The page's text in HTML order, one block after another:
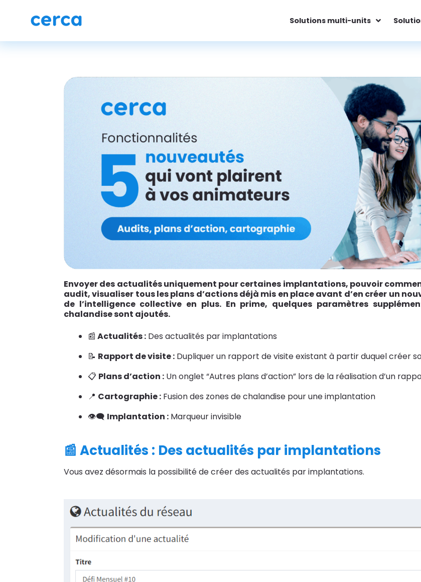
Solutions multi-units
Envoyer des actualités uniquement pour certaines implantations, pouvoir
audit, visualiser tous les plans d’actions déjà mis en place avant d’en créer un
de l’intelligence collective en plus. En prime, quelques paramètres
chalandise sont ajoutés.
📰 Actualités : Des actualités par implantations
📝 Rapport de visite : Dupliquer un rapport de visite existant à partir duquel créer
📋 Plans d’action : Un onglet “Autres plans d’action” lors de la réalisation d’un
📍 Cartographie : Fusion des zones de chalandise pour une implantation
👁‍🗨 Implantation : Marqueur invisible
📰 Actualités : Des actualités par implantations
Vous avez désormais la possibilité de créer des actualités par implantations.